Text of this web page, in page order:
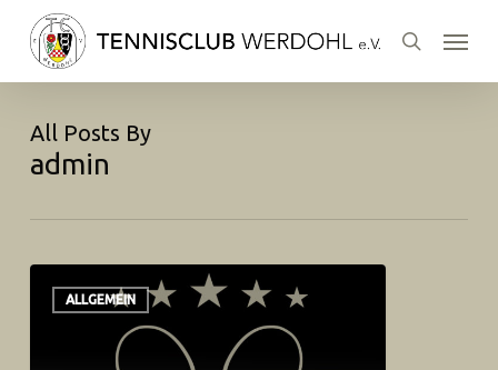
search
Menu
All Posts By
admin
ALLGEMEIN